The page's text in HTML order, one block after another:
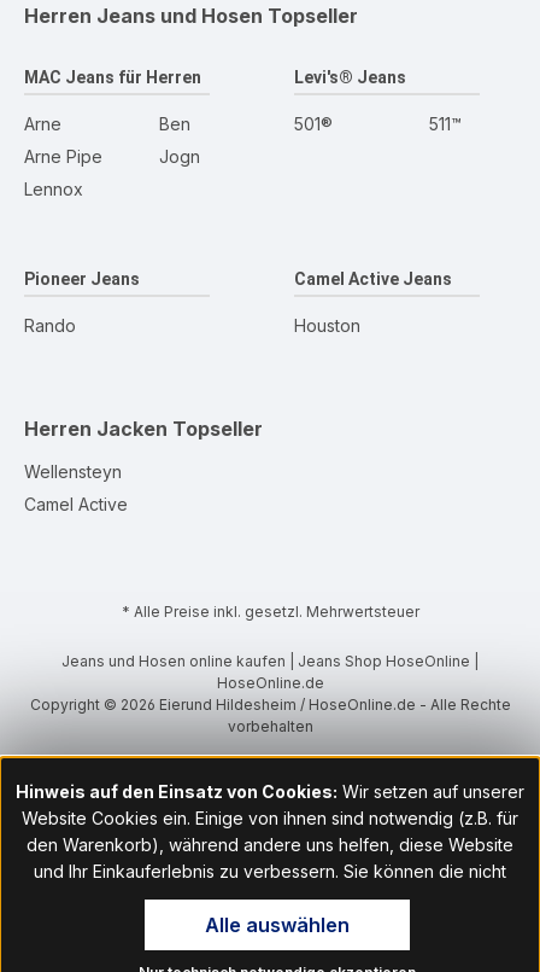
Herren Jeans und Hosen Topseller
MAC Jeans für Herren
Arne
Arne Pipe
Lennox
Ben
Jogn
Levi's® Jeans
501® 511™
Pioneer Jeans
Rando
Camel Active Jeans
Houston
Herren Jacken Topseller
Wellensteyn
Camel Active
* Alle Preise inkl. gesetzl. Mehrwertsteuer
Jeans und Hosen online kaufen | Jeans Shop HoseOnline |
HoseOnline.de
Copyright © 2026 Eierund Hildesheim / HoseOnline.de - Alle Rechte
vorbehalten
Hinweis auf den Einsatz von Cookies: Wir setzen auf unserer
Website Cookies ein. Einige von ihnen sind notwendig (z.B. für
den Warenkorb), während andere uns helfen, diese Website
und Ihr Einkauferlebnis zu verbessern. Sie können die nicht
notwendigen Cookies mit Klick auf „OK“ akzeptieren oder per
Klick auf "Nur technisch notwendige akzeptieren" ablehnen. Den
Zugang zu den Cookie-Einstellungen finden Sie im Fußbereich
Alle auswählen